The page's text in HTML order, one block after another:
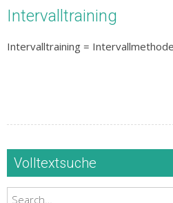
Intervalltraining
Intervalltraining = Intervallmethode
Volltextsuche
Search